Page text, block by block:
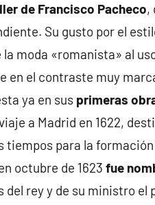
de Francisco Pacheco,
Su gusto por el
la moda «romanista» al
en el contraste muy
ya en sus primeras
a Madrid en 1622,
tiempos para la
octubre de 1623 fue
del rey y de su ministro el